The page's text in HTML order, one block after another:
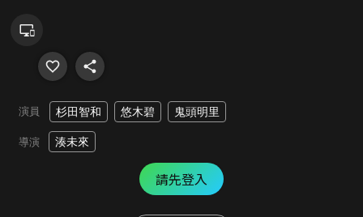
演員 杉田智和 悠木碧 鬼頭明里
導演 湊未來
請先登入